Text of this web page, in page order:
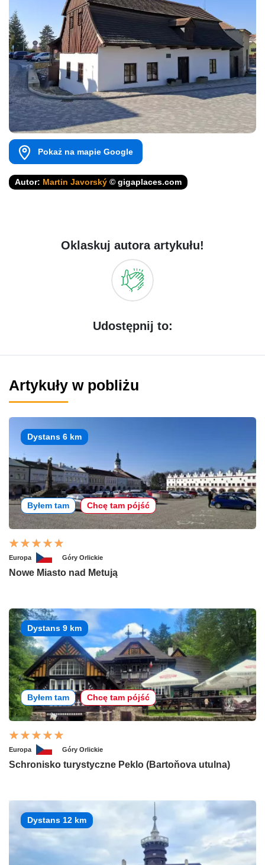
Pokaż na mapie Google
Autor: Martin Javorský © gigaplaces.com
Oklaskuj autora artykułu!
Udostępnij to:
Artykuły w pobliżu
Dystans 6 km
Byłem tam Chcę tam pójść
Europa Góry Orlickie
Nowe Miasto nad Metują
Dystans 9 km
Byłem tam Chcę tam pójść
Europa Góry Orlickie
Schronisko turystyczne Peklo (Bartoňova utulna)
Dystans 12 km